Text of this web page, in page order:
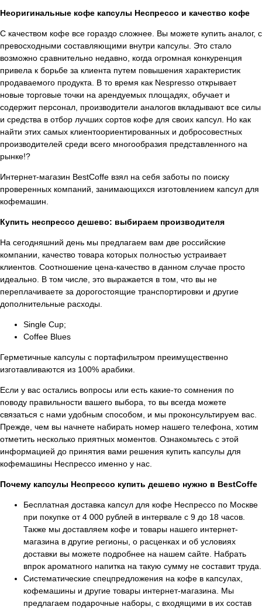
Неоригинальные кофе капсулы Неспрессо и качество кофе
С качеством кофе все гораздо сложнее. Вы можете купить аналог, с
превосходными составляющими внутри капсулы. Это стало
возможно сравнительно недавно, когда огромная конкуренция
привела к борьбе за клиента путем повышения характеристик
продаваемого продукта. В то время как Nespresso открывает
новые торговые точки на арендуемых площадях, обучает и
содержит персонал, производители аналогов вкладывают все силы
и средства в отбор лучших сортов кофе для своих капсул. Но как
найти этих самых клиентоориентированных и добросовестных
производителей среди всего многообразия представленного на
рынке!?
Интернет-магазин BestCoffe взял на себя заботы по поиску
проверенных компаний, занимающихся изготовлением капсул для
кофемашин.
Купить неспрессо дешево: выбираем производителя
На сегодняшний день мы предлагаем вам две российские
компании, качество товара которых полностью устраивает
клиентов. Соотношение цена-качество в данном случае просто
идеально. В том числе, это выражается в том, что вы не
переплачиваете за дорогостоящие транспортировки и другие
дополнительные расходы.
Single Cup;
Coffee Blues
Герметичные капсулы с портафильтром преимущественно
изготавливаются из 100% арабики.
Если у вас остались вопросы или есть какие-то сомнения по
поводу правильности вашего выбора, то вы всегда можете
связаться с нами удобным способом, и мы проконсультируем вас.
Прежде, чем вы начнете набирать номер нашего телефона, хотим
отметить несколько приятных моментов. Ознакомьтесь с этой
информацией до принятия вами решения купить капсулы для
кофемашины Неспрессо именно у нас.
Почему капсулы Неспрессо купить дешево нужно в BestCoffe
Бесплатная доставка капсул для кофе Неспрессо по Москве
при покупке от 4 000 рублей в интервале с 9 до 18 часов.
Также мы доставляем кофе и товары нашего интернет-
магазина в другие регионы, о расценках и об условиях
доставки вы можете подробнее на нашем сайте. Набрать
впрок ароматного напитка на такую сумму не составит труда.
Систематические спецпредложения на кофе в капсулах,
кофемашины и другие товары интернет-магазина. Мы
предлагаем подарочные наборы, с входящими в их состав